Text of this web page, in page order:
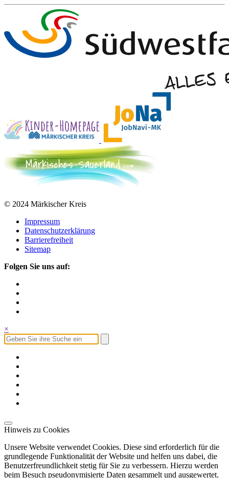
© 2024 Märkischer Kreis
Impressum
Datenschutzerklärung
Barrierefreiheit
Sitemap
Folgen Sie uns auf:
×
Hinweis zu Cookies
Unsere Website verwendet Cookies. Diese sind erforderlich für die
grundlegende Funktionalität der Website und helfen uns dabei, die
Benutzerfreundlichkeit stetig für Sie zu verbessern. Hierzu werden
beim Besuch pseudonymisierte Daten gesammelt und ausgewertet.